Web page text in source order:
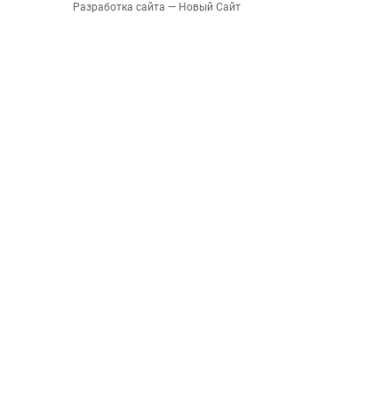
Разработка сайта — Новый Сайт